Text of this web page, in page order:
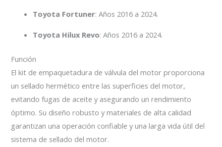
Toyota Fortuner: Años 2016 a 2024.
Toyota Hilux Revo: Años 2016 a 2024.
Función
El kit de empaquetadura de válvula del motor proporciona
un sellado hermético entre las superficies del motor,
evitando fugas de aceite y asegurando un rendimiento
óptimo. Su diseño robusto y materiales de alta calidad
garantizan una operación confiable y una larga vida útil del
sistema de sellado del motor.